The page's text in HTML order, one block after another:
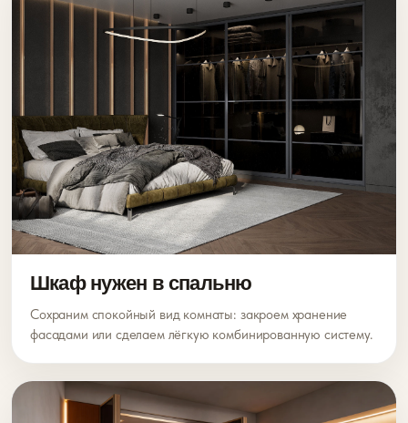
Шкаф нужен в спальню
Сохраним спокойный вид комнаты: закроем хранение
фасадами или сделаем лёгкую комбинированную систему.